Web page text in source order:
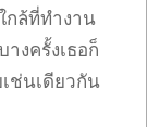
กล้ที่ทำงาน
งครั้งเธอก็
ช่นเดียวกัน